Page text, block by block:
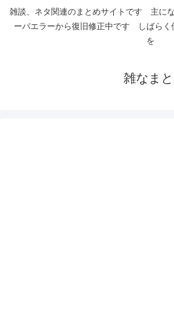
雑談、ネタ関連のまとめサイトです 主に
ーバエラーから復旧修正中です しばらく
を
雑なま